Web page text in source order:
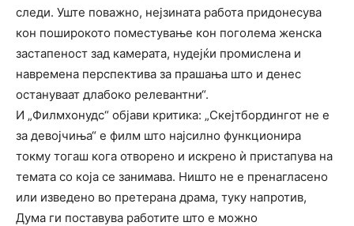
следи. Уште поважно, нејзината работа придонесува
кон поширокото поместување кон поголема женска
застапеност зад камерата, нудејќи промислена и
навремена перспектива за прашања што и денес
остануваат длабоко релевантни“.
И „Филмхонудс“ објави критика: „Скејтбордингот не е
за девојчиња“ е филм што најсилно функционира
токму тогаш кога отворено и искрено ѝ пристапува на
темата со која се занимава. Ништо не е пренагласено
или изведено во претерана драма, туку напротив,
Дума ги поставува работите што е можно